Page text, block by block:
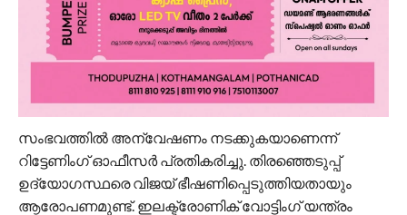
സംഭവത്തില്‍ അന്വേഷണം നടക്കുകയാണെന്ന്
റിട്ടേണിംഗ് ഓഫീസര്‍ പ്രതികരിച്ചു. തിരഞ്ഞെടുപ്പ്
ഉദ്യോഗസ്ഥരെ വിജയ് ഭീഷണിപ്പെടുത്തിയതായും
ആരോപണമുണ്ട്. ഇലക്ട്രോണിക് വോട്ടിംഗ് യന്ത്രം